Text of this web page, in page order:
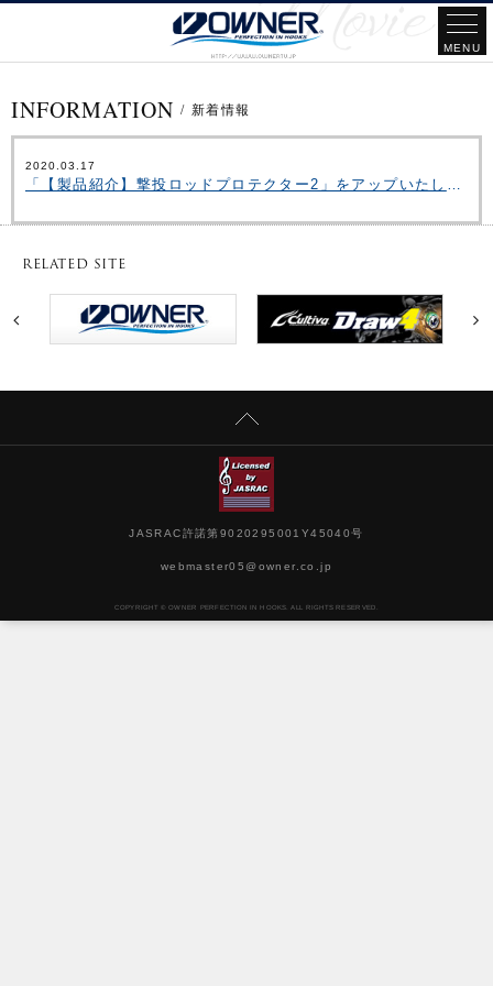
INFORMATION / 新着情報
2020.03.17
「【製品紹介】撃投ロッドプロテクター2」をアップいたしました。
RELATED SITE
JASRAC許諾第9020295001Y45040号
webmaster05@owner.co.jp
COPYRIGHT © OWNER PERFECTION IN HOOKS. ALL RIGHTS RESERVED.